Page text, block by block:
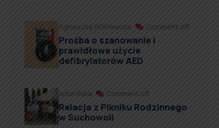
Agnieszka Wiśniewska Comment off
Prośba o szanowanie i
prawidłowe użycie
defibrylatorów AED
Artur Ruka Comment off
Relacja z Pikniku Rodzinnego
w Suchowoli